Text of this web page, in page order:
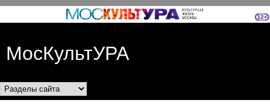
Перейти к основному
МосКультУРА
Разделы сайта